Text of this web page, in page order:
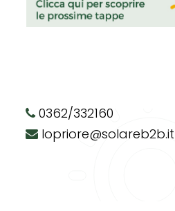
0362/332160
lopriore@solareb2b.it